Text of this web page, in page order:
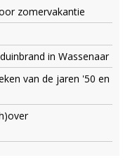
zomervakantie
in Wassenaar
van de jaren '50 en